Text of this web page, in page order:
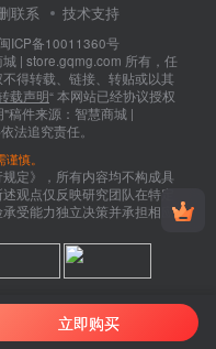
联系 技术支持
闽ICP备10011360号
| store.gqmg.com 所有，任
得转载、链接、转贴或以其
载声明“ 本网站已经协议授权
稿件来源：智慧商城 |
法追究责任。
慎。
定》，所有内容均不构成具
观点仅反映研究团队在特定
受能力独立决策并承担相应
立即购买